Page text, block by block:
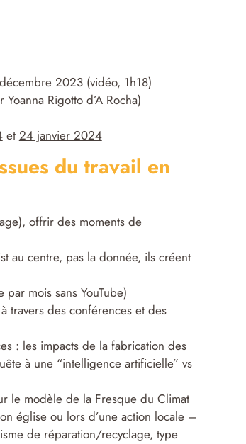
2023 (vidéo, 1h18)
Rigotto d’A Rocha)
et 24 janvier 2024
du travail en
offrir des moments de
au centre, pas la donnée, ils créent
mois sans YouTube)
travers des conférences et des
: les impacts de la fabrication des
à une “intelligence artificielle” vs
le modèle de la Fresque du Climat
église ou lors d’une action locale –
de réparation/recyclage, type